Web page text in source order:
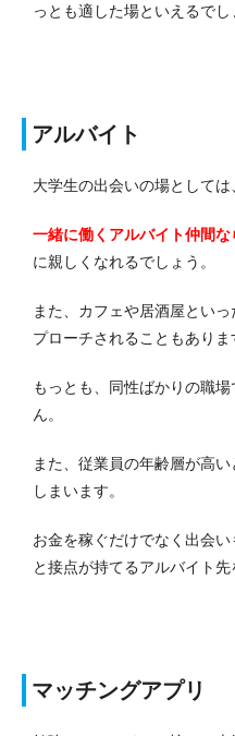
っとも適した場といえるでし
アルバイト
大学生の出会いの場としては
一緒に働くアルバイト仲間
に親しくなれるでしょう。
また、カフェや居酒屋とい
プローチされることもありま
もっとも、同性ばかりの職
ん。
また、従業員の年齢層が高
しまいます。
お金を稼ぐだけでなく出会
と接点が持てるアルバイト先
マッチングアプリ